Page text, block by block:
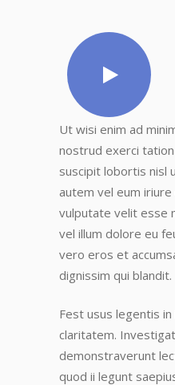
Ut wisi enim ad
nostrud exerci
suscipit lobortis nisl
autem vel eum
vulputate velit esse
vel illum dolore eu
vero eros et
dignissim qui blandit.
Fest usus legentis
claritatem.
demonstraverunt
quod ii legunt